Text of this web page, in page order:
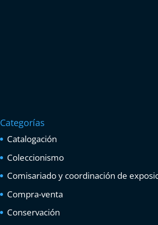
Categorías
Catalogación
Coleccionismo
Comisariado y coordinación de
Compra-venta
Conservación